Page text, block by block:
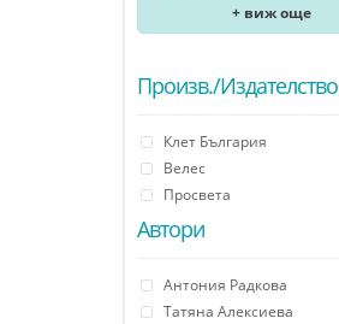
+ виж още
Произв./Издателство
Клет България
Велес
Просвета
Автори
Антония Радкова
Татяна Алексиева